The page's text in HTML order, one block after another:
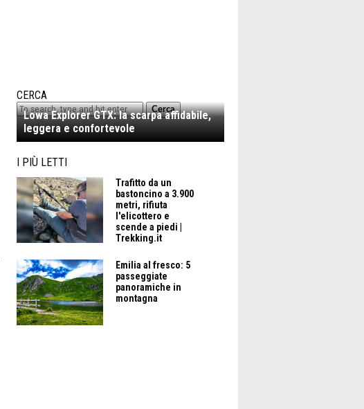
CERCA
Cerca
Lowa Explorer GTX: la scarpa affidabile,
leggera e confortevole
I PIÙ LETTI
Trafitto da un
bastoncino a 3.900
metri, rifiuta
l'elicottero e
scende a piedi |
Trekking.it
Emilia al fresco: 5
passeggiate
panoramiche in
montagna